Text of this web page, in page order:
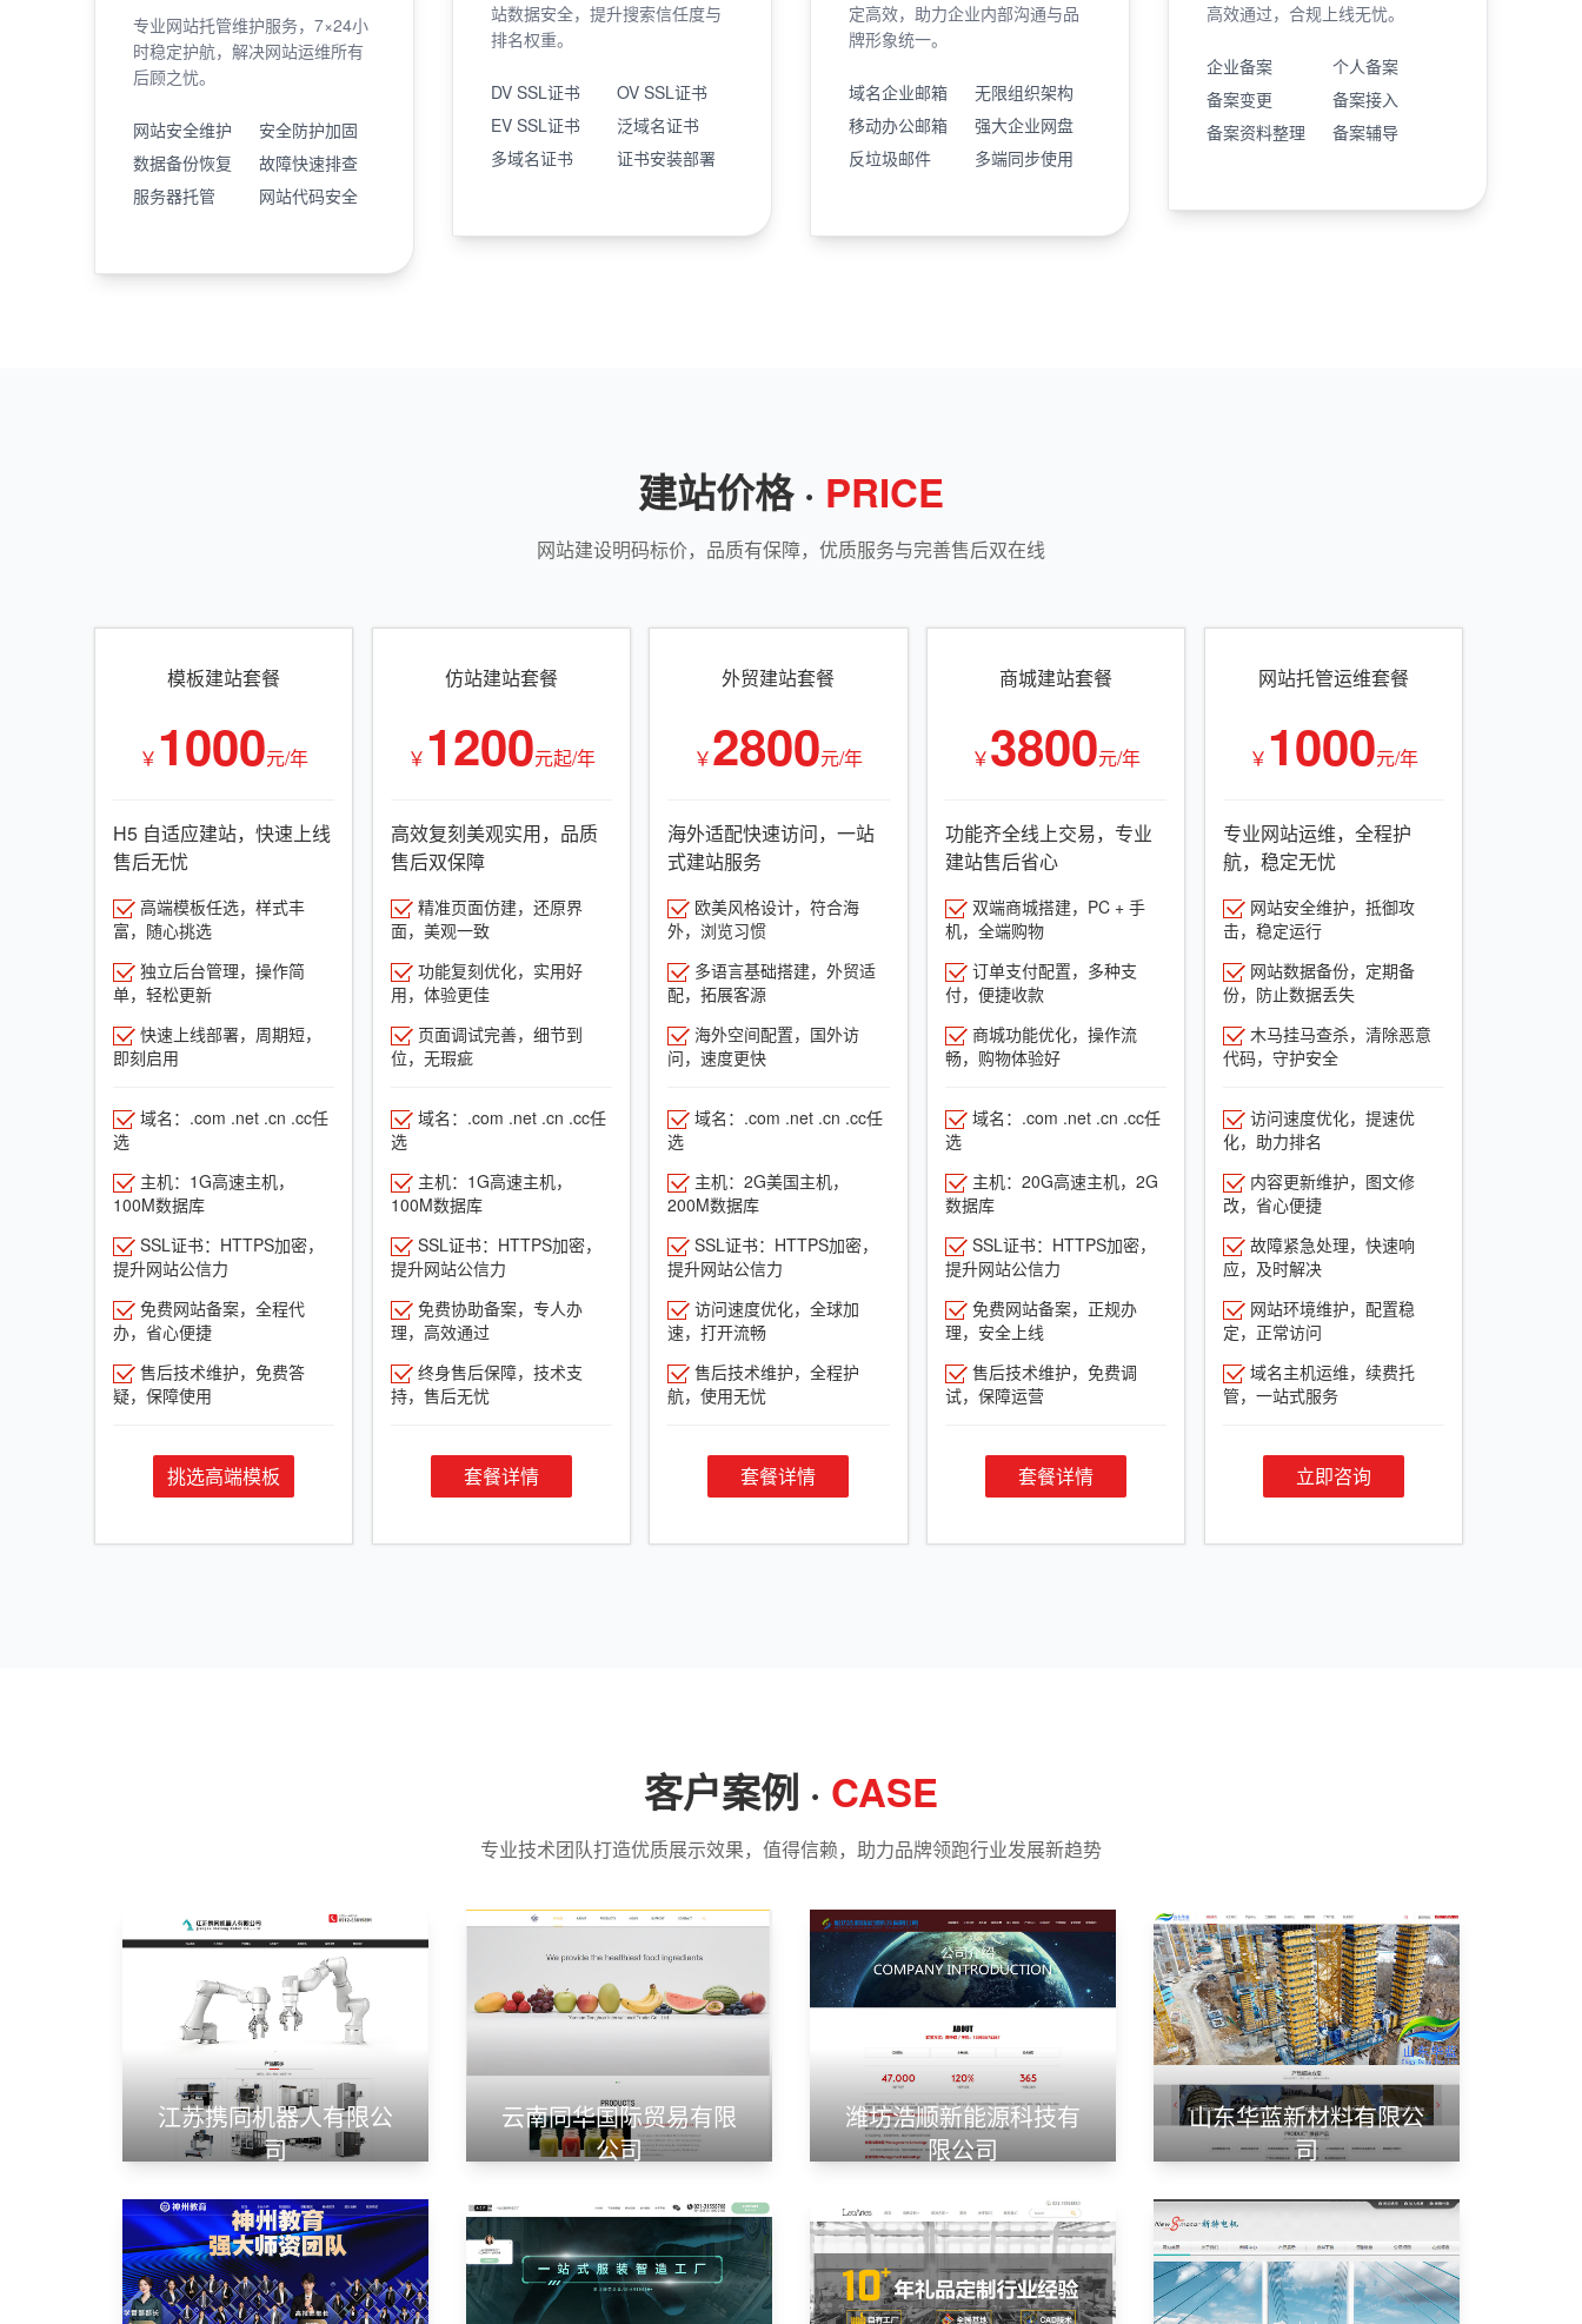
专业网站托管维护服务，7×24小
时稳定护航，解决网站运维所有
后顾之忧。
网站安全维护
安全防护加固
数据备份恢复
故障快速排查
服务器托管
网站代码安全
站数据安全，提升搜索信任度与
排名权重。
DV SSL证书
OV SSL证书
EV SSL证书
泛域名证书
多域名证书
证书安装部署
定高效，助力企业内部沟通与品
牌形象统一。
域名企业邮箱
无限组织架构
移动办公邮箱
强大企业网盘
反垃圾邮件
多端同步使用
高效通过，合规上线无忧。
企业备案
个人备案
备案变更
备案接入
备案资料整理
备案辅导
建站价格 · PRICE
网站建设明码标价，品质有保障，优质服务与完善售后双在线
模板建站套餐
￥ 1000元/年
H5 自适应建站，快速上线
售后无忧
高端模板任选，样式丰
富，随心挑选
独立后台管理，操作简
单，轻松更新
快速上线部署，周期短，
即刻启用
域名：.com .net .cn .cc任
选
主机：1G高速主机，
100M数据库
SSL证书：HTTPS加密，
提升网站公信力
免费网站备案，全程代
办，省心便捷
售后技术维护，免费答
疑，保障使用
挑选高端模板
仿站建站套餐
￥ 1200元起/年
高效复刻美观实用，品质
售后双保障
精准页面仿建，还原界
面，美观一致
功能复刻优化，实用好
用，体验更佳
页面调试完善，细节到
位，无瑕疵
域名：.com .net .cn .cc任
选
主机：1G高速主机，
100M数据库
SSL证书：HTTPS加密，
提升网站公信力
免费协助备案，专人办
理，高效通过
终身售后保障，技术支
持，售后无忧
套餐详情
外贸建站套餐
￥2800元/年
海外适配快速访问，一站
式建站服务
欧美风格设计，符合海
外，浏览习惯
多语言基础搭建，外贸适
配，拓展客源
海外空间配置，国外访
问，速度更快
域名：.com .net .cn .cc任
选
主机：2G美国主机，
200M数据库
SSL证书：HTTPS加密，
提升网站公信力
访问速度优化，全球加
速，打开流畅
售后技术维护，全程护
航，使用无忧
套餐详情
商城建站套餐
￥3800元/年
功能齐全线上交易，专业
建站售后省心
双端商城搭建，PC + 手
机，全端购物
订单支付配置，多种支
付，便捷收款
商城功能优化，操作流
畅，购物体验好
域名：.com .net .cn .cc任
选
主机：20G高速主机，2G
数据库
SSL证书：HTTPS加密，
提升网站公信力
免费网站备案，正规办
理，安全上线
售后技术维护，免费调
试，保障运营
套餐详情
网站托管运维套餐
￥ 1000元/年
专业网站运维，全程护
航，稳定无忧
网站安全维护，抵御攻
击，稳定运行
网站数据备份，定期备
份，防止数据丢失
木马挂马查杀，清除恶意
代码，守护安全
访问速度优化，提速优
化，助力排名
内容更新维护，图文修
改，省心便捷
故障紧急处理，快速响
应，及时解决
网站环境维护，配置稳
定，正常访问
域名主机运维，续费托
管，一站式服务
立即咨询
客户案例 · CASE
专业技术团队打造优质展示效果，值得信赖，助力品牌领跑行业发展新趋势
江苏携同机器人有限公
司
云南同华国际贸易有限
公司
潍坊浩顺新能源科技有
限公司
山东华蓝新材料有限公
司